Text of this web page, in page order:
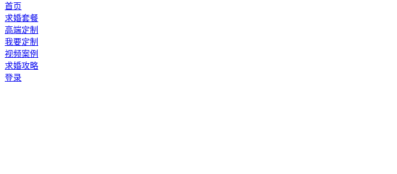
首页
求婚套餐
高端定制
我要定制
视频案例
求婚攻略
登录